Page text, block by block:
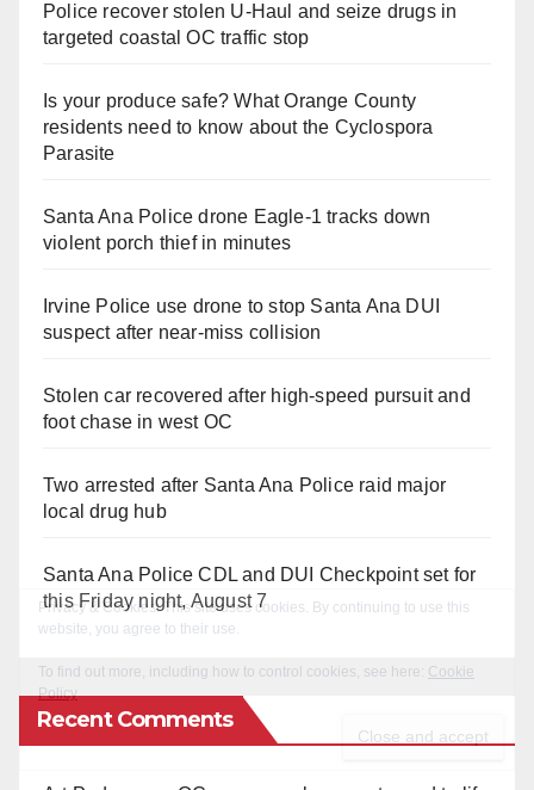
Police recover stolen U-Haul and seize drugs in
targeted coastal OC traffic stop
Is your produce safe? What Orange County
residents need to know about the Cyclospora
Parasite
Santa Ana Police drone Eagle-1 tracks down
violent porch thief in minutes
Irvine Police use drone to stop Santa Ana DUI
suspect after near-miss collision
Stolen car recovered after high-speed pursuit and
foot chase in west OC
Two arrested after Santa Ana Police raid major
local drug hub
Santa Ana Police CDL and DUI Checkpoint set for
this Friday night, August 7
Recent Comments